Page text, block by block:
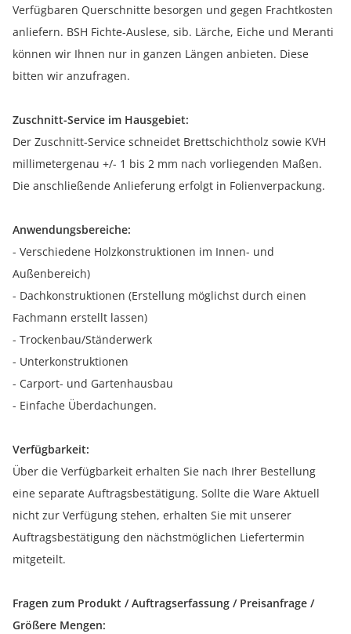
Verfügbaren Querschnitte besorgen und gegen Frachtkosten
anliefern. BSH Fichte-Auslese, sib. Lärche, Eiche und Meranti
können wir Ihnen nur in ganzen Längen anbieten. Diese
bitten wir anzufragen.
Zuschnitt-Service im Hausgebiet:
Der Zuschnitt-Service schneidet Brettschichtholz sowie KVH
millimetergenau +/- 1 bis 2 mm nach vorliegenden Maßen.
Die anschließende Anlieferung erfolgt in Folienverpackung.
Anwendungsbereiche:
- Verschiedene Holzkonstruktionen im Innen- und
Außenbereich)
- Dachkonstruktionen (Erstellung möglichst durch einen
Fachmann erstellt lassen)
- Trockenbau/Ständerwerk
- Unterkonstruktionen
- Carport- und Gartenhausbau
- Einfache Überdachungen.
Verfügbarkeit:
Über die Verfügbarkeit erhalten Sie nach Ihrer Bestellung
eine separate Auftragsbestätigung. Sollte die Ware Aktuell
nicht zur Verfügung stehen, erhalten Sie mit unserer
Auftragsbestätigung den nächstmöglichen Liefertermin
mitgeteilt.
Fragen zum Produkt / Auftragserfassung / Preisanfrage /
Größere Mengen: